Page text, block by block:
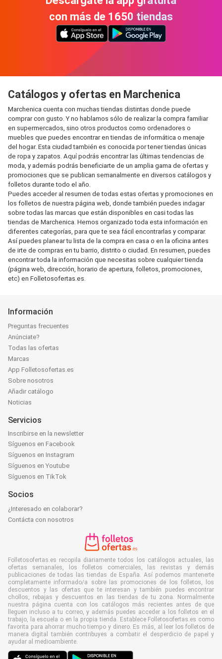
con más de 1650 tiendas
Catálogos y ofertas en Marchenica
Marchenica cuenta con muchas tiendas distintas donde puede
comprar con gusto. Y no hablamos sólo de realizar la compra familiar
en supermercados, sino otros productos como ordenadores o
muebles que puedes encontrar en tiendas de informática o menaje
del hogar. Esta ciudad también es conocida por tener tiendas únicas
de ropa y zapatos. Aquí podrás encontrar las últimas tendencias de
moda, y además podrás beneficiarte de un amplia gama de ofertas y
promociones que se publican semanalmente en diversos catálogos y
folletos durante todo el año.
Puedes acceder al resumen de todas estas ofertas y promociones en
los folletos de nuestra página web, donde también puedes indagar
sobre todas las marcas que están disponibles en casi todas las
tiendas de Marchenica. Hemos organizado toda esta información en
diferentes categorías, para que te sea fácil encontrarlas y comparar.
Así puedes planear tu lista de la compra en casa o en la oficina antes
de irte de compras en tu barrio, distrito o ciudad. En resumen, puedes
encontrar toda la información que necesitas sobre cualquier tienda
(página web, dirección, horario de apertura, folletos, promociones,
etc) en Folletosofertas.es.
Información
Preguntas frecuentes
Anúnciate?
Todas las ofertas
Marcas
App Folletosofertas.es
Sobre nosotros
Añadir catálogo
Noticias
Servicios
Inscribirse en la newsletter
Síguenos en Facebook
Síguenos en Instagram
Síguenos en Youtube
Síguenos en TikTok
Socios
¿Interesado en colaborar?
Contácta con nosotros
Folletosofertas.es recopila diariamente todos los catálogos actuales, las
ofertas semanales, los folletos comerciales, las revistas y demás
publicaciones de todas las tiendas de España. Así podemos mantenerte
completamente informado/a sobre las promociones de los folletos, los
descuentos y las ofertas que te interesan y también puedes encontrar
chollos, rebajas y descuentos en las tiendas de tu zona. Normalmente
nuestra página cuenta con los catálogos más recientes antes de que
lleguen incluso a tu correo, y además puedes acceder a los folletos en el
trabajo, la escuela o en la propia tienda. Establece Folletosofertas.es como
favorita para ahorrar mucho tiempo y dinero. Es más, al leer los folletos de
manera digital también contribuyes a combatir el desperdicio de papel y
ayudar al medioambiente.